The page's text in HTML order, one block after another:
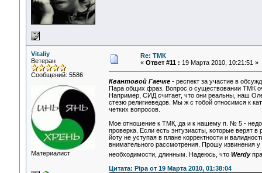
Vitaliy
Ветеран
Сообщений: 5586
Материалист
Re: ТМК
« Ответ #11 : 19 Марта 2010, 10:21:51 »
Квантовой Гаечке- респект за участие в
Пара общих фраз. Вопрос о существовании ТМК
Например, СИД считает, что они реальны, наш
стезю религиеведов. Мы ж с тобой относимся к
четких вопросов.
Мое отношение к ТМК, да и к нашему п. № 5 -
проверка. Если есть энтузиасты, которые верят
йоту не уступая в плане корректности и
внимательного рассмотрения. Прошу извинения у
необходимости, длинным. Надеюсь, что Werdy
Цитата: Pipa от 19 Марта 2010, 01:38:04